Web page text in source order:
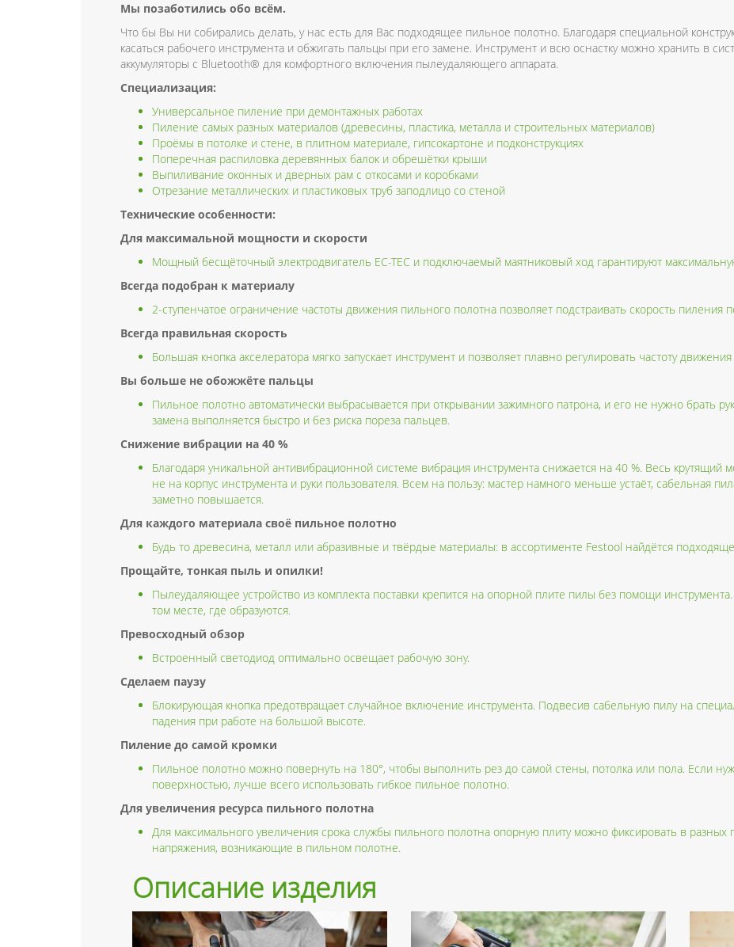
Мы позаботились обо всём.
Что бы Вы ни собирались делать, у нас есть для Вас подходящее пильное полотно. Благодаря специальной
касаться рабочего инструмента и обжигать пальцы при его замене. Инструмент и всю оснастку можно хранить в
аккумуляторы с Bluetooth® для комфортного включения пылеудаляющего аппарата.
Специализация:
Универсальное пиление при демонтажных работах
Пиление самых разных материалов (древесины, пластика, металла и строительных материалов)
Проёмы в потолке и стене, в плитном материале, гипсокартоне и подконструкциях
Поперечная распиловка деревянных балок и обрешётки крыши
Выпиливание оконных и дверных рам с откосами и коробками
Отрезание металлических и пластиковых труб заподлицо со стеной
Технические особенности:
Для максимальной мощности и скорости
Мощный бесщёточный электродвигатель EC-TEC и подключаемый маятниковый ход гарантируют
Всегда подобран к материалу
2-ступенчатое ограничение частоты движения пильного полотна позволяет подстраивать скорость пиления
Всегда правильная скорость
Большая кнопка акселератора мягко запускает инструмент и позволяет плавно регулировать частоту
Вы больше не обожжёте пальцы
Пильное полотно автоматически выбрасывается при открывании зажимного патрона, и его не нужно брать
замена выполняется быстро и без риска пореза пальцев.
Снижение вибрации на 40 %
Благодаря уникальной антивибрационной системе вибрация инструмента снижается на 40 %. Весь крутящий
не на корпус инструмента и руки пользователя. Всем на пользу: мастер намного меньше устаёт, сабельная
заметно повышается.
Для каждого материала своё пильное полотно
Будь то древесина, металл или абразивные и твёрдые материалы: в ассортименте Festool найдётся
Прощайте, тонкая пыль и опилки!
Пылеудаляющее устройство из комплекта поставки крепится на опорной плите пилы без помощи
том месте, где образуются.
Превосходный обзор
Встроенный светодиод оптимально освещает рабочую зону.
Сделаем паузу
Блокирующая кнопка предотвращает случайное включение инструмента. Подвесив сабельную пилу на
падения при работе на большой высоте.
Пиление до самой кромки
Пильное полотно можно повернуть на 180°, чтобы выполнить рез до самой стены, потолка или пола. Если
поверхностью, лучше всего использовать гибкое пильное полотно.
Для увеличения ресурса пильного полотна
Для максимального увеличения срока службы пильного полотна опорную плиту можно фиксировать в
напряжения, возникающие в пильном полотне.
Описание изделия